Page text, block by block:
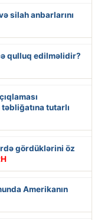
silah anbarlarını
qulluq edilməlidir?
tutarlı
gördüklərini öz
Amerikanın